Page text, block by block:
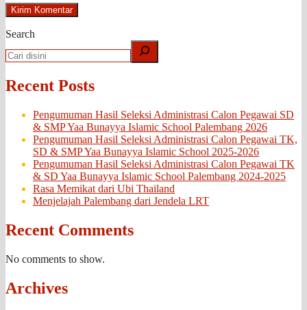
Search
Recent Posts
Pengumuman Hasil Seleksi Administrasi Calon Pegawai SD
& SMP Yaa Bunayya Islamic School Palembang 2026
Pengumuman Hasil Seleksi Administrasi Calon Pegawai TK,
SD & SMP Yaa Bunayya Islamic School 2025-2026
Pengumuman Hasil Seleksi Administrasi Calon Pegawai TK
& SD Yaa Bunayya Islamic School Palembang 2024-2025
Rasa Memikat dari Ubi Thailand
Menjelajah Palembang dari Jendela LRT
Recent Comments
No comments to show.
Archives